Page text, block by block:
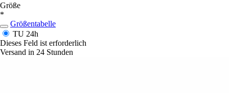
Größe
*
Größentabelle
TU 24h
Dieses Feld ist erforderlich
Versand in 24 Stunden